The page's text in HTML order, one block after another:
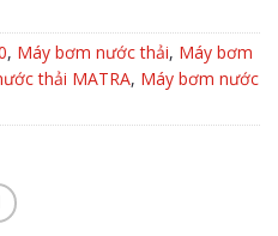
, Máy bơm nước thải, Máy bơm
thải MATRA, Máy bơm nước